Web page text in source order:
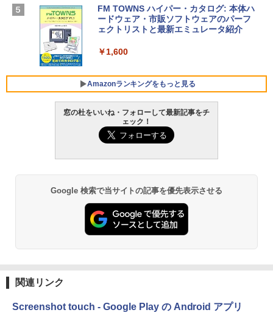
SSD インテル Core 5
￥129,800
Core i5/16GB/SSD 512GB/ホワイト) FM
VWK3E15W_AZ
￥139,880
Windows版 | Minecraft (マインクラフ
ト): Java & Bedrock Edition | オンライ
FM TOWNS ハイパー・カタログ: 本体ハ
ードウェア・市販ソフトウェアのパーフ
ェクトリストと最新エミュレータ紹介
￥1,600
Amazonランキングをもっと見る
Amazon Kindle Paperwhite (16GB) 7イ
ンチディスプレイ、色調調節ライト、12
￥22,980
Amazon Kindle - 目に優しい、かさばら
ない、大きな画面で読みやすい、6週間持
窓の杜をいいね・フォローして最新記事をチ
ェック！
Google 検索で当サイトの記事を優先表示させる
関連リンク
Screenshot touch - Google Play の Android アプリ